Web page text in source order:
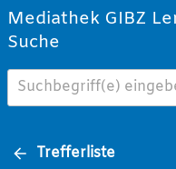
Mediathek GIBZ
Suche
Suchbegriff(e)
Trefferliste